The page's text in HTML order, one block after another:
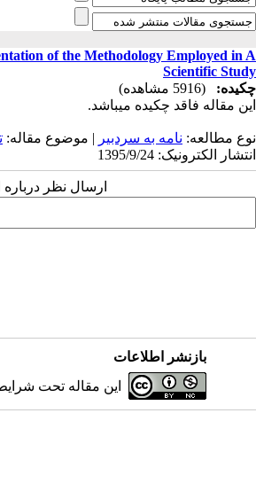
of the Methodology Employed in A
Scientific Study
چکیده:
(5916 مشاهده)
این مقاله فاقد چکیده می​باشد.
نوع مطالعه: نامه به سردبیر | موضوع مقاله:
انتشار الکترونیک: 1395/9/24
ارسال نظر
بازنشر اطلاعات
این مقاله تحت